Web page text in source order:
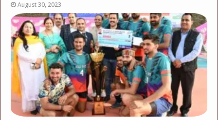
August 30, 2023